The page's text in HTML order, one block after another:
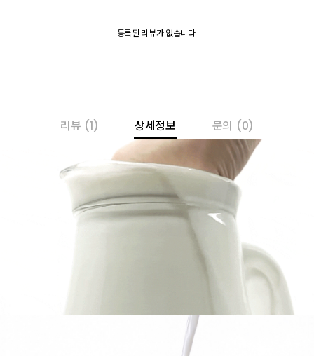
등록된 리뷰가 없습니다.
리뷰 (1) 상세정보 문의 (0)